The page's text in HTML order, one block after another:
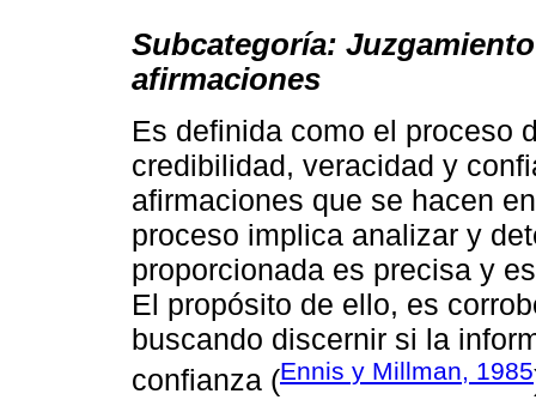
Subcategoría:
afirmaciones
Es definida como el proceso
credibilidad, veracidad y
afirmaciones que se hacen
proceso implica analizar y
proporcionada es precisa y
El propósito de ello, es
buscando discernir si la
confianza (Ennis y Millman, 1985